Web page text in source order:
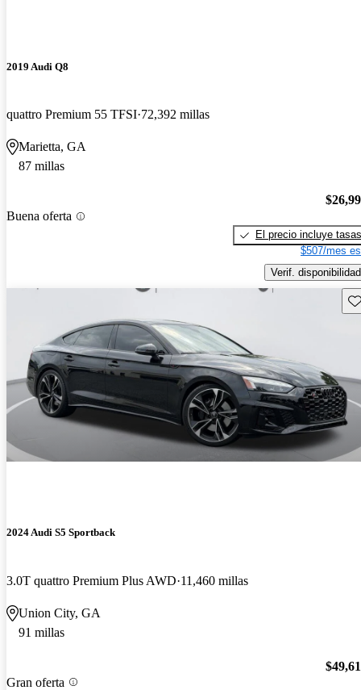
2019 Audi Q8
quattro Premium 55 TFSI 72,392 millas
Marietta, GA
87 millas
Buena oferta
El precio incluye tasas
$507/mes
Verif. disponibilidad
2024 Audi S5 Sportback
3.0T quattro Premium Plus AWD 11,460 millas
Union City, GA
91 millas
Gran oferta